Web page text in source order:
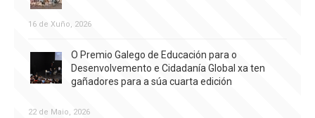
16 de Xuño, 2026
O Premio Galego de Educación para o
Desenvolvemento e Cidadanía Global xa ten
gañadores para a súa cuarta edición
22 de Maio, 2026